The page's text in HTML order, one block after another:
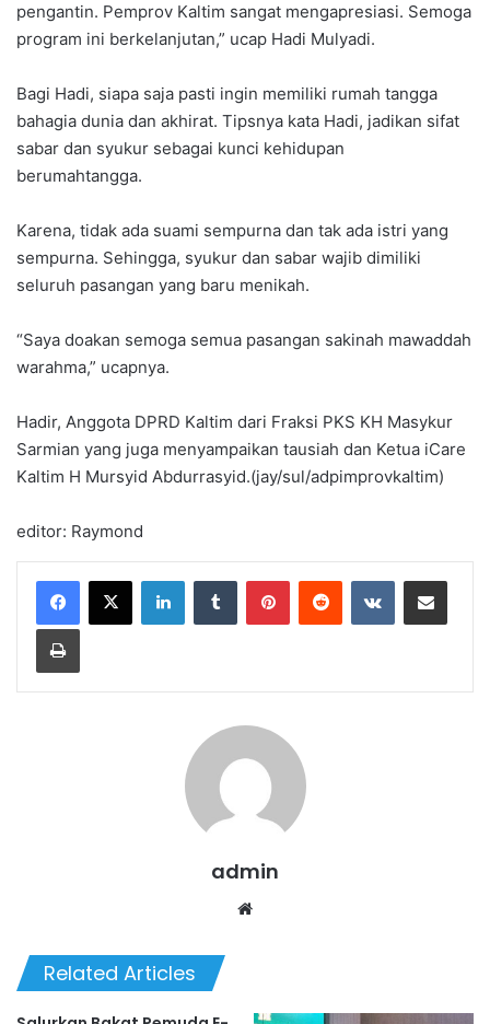
pengantin. Pemprov Kaltim sangat mengapresiasi. Semoga
program ini berkelanjutan,” ucap Hadi Mulyadi.
Bagi Hadi, siapa saja pasti ingin memiliki rumah tangga
bahagia dunia dan akhirat. Tipsnya kata Hadi, jadikan sifat
sabar dan syukur sebagai kunci kehidupan
berumahtangga.
Karena, tidak ada suami sempurna dan tak ada istri yang
sempurna. Sehingga, syukur dan sabar wajib dimiliki
seluruh pasangan yang baru menikah.
“Saya doakan semoga semua pasangan sakinah mawaddah
warahma,” ucapnya.
Hadir, Anggota DPRD Kaltim dari Fraksi PKS KH Masykur
Sarmian yang juga menyampaikan tausiah dan Ketua iCare
Kaltim H Mursyid Abdurrasyid.(jay/sul/adpimprovkaltim)
editor: Raymond
LinkedInTumblr PinterestReddit VKontakteShare via Email
Print
admin
Related Articles